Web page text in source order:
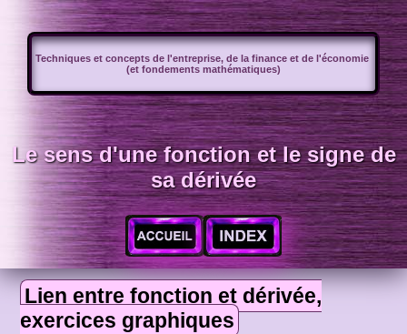
Techniques et concepts de l'entreprise, de la finance et de l'économie
(et fondements mathématiques)
Le sens d'une fonction et le signe de
sa dérivée
Lien entre fonction et dérivée,
exercices graphiques